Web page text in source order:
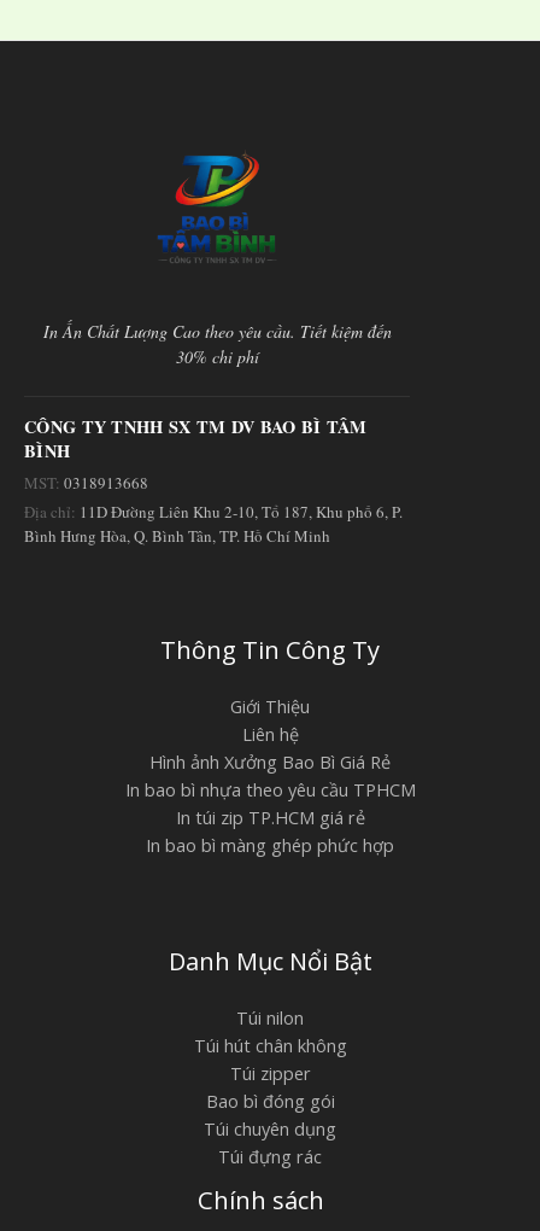
In Ấn Chất Lượng Cao theo yêu cầu. Tiết kiệm đến
30% chi phí
CÔNG TY TNHH SX TM DV BAO BÌ TÂM
BÌNH
MST: 0318913668
Địa chỉ: 11D Đường Liên Khu 2-10, Tổ 187, Khu phố 6, P.
Bình Hưng Hòa, Q. Bình Tân, TP. Hồ Chí Minh
Thông Tin Công Ty
Giới Thiệu
Liên hệ
Hình ảnh Xưởng Bao Bì Giá Rẻ
In bao bì nhựa theo yêu cầu TPHCM
In túi zip TP.HCM giá rẻ
In bao bì màng ghép phức hợp
Danh Mục Nổi Bật
Túi nilon
Túi hút chân không
Túi zipper
Bao bì đóng gói
Túi chuyên dụng
Túi đựng rác
Chính sách